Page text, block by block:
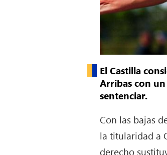
El Castilla
Arribas con
sentenciar.
Con las bajas
la titularidad a
derecho